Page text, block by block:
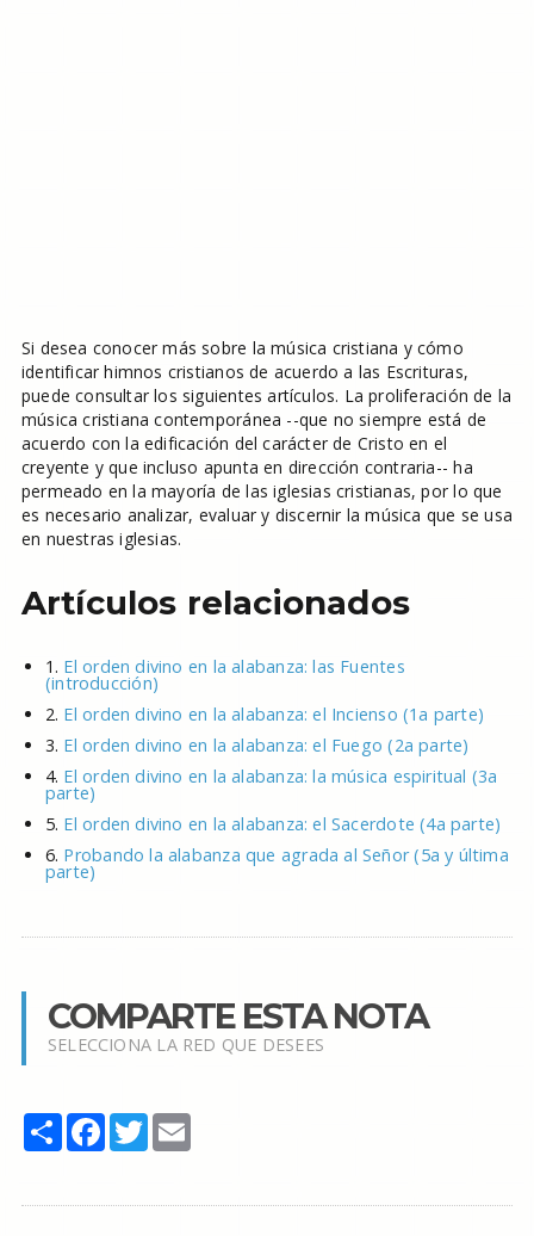
Si desea conocer más sobre la música cristiana y cómo
identificar himnos cristianos de acuerdo a las Escrituras,
puede consultar los siguientes artículos. La proliferación de la
música cristiana contemporánea --que no siempre está de
acuerdo con la edificación del carácter de Cristo en el
creyente y que incluso apunta en dirección contraria-- ha
permeado en la mayoría de las iglesias cristianas, por lo que
es necesario analizar, evaluar y discernir la música que se usa
en nuestras iglesias.
Artículos relacionados
1. El orden divino en la alabanza: las Fuentes
(introducción)
2. El orden divino en la alabanza: el Incienso (1a parte)
3. El orden divino en la alabanza: el Fuego (2a parte)
4. El orden divino en la alabanza: la música espiritual (3a
parte)
5. El orden divino en la alabanza: el Sacerdote (4a parte)
6. Probando la alabanza que agrada al Señor (5a y última
parte)
COMPARTE ESTA NOTA
SELECCIONA LA RED QUE DESEES
Share Facebook
TwitterEmail